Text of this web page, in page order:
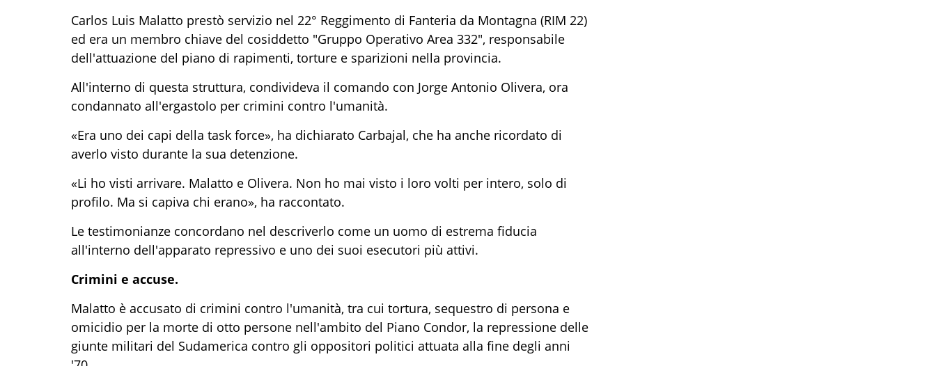
Carlos Luis Malatto prestò servizio nel 22° Reggimento di Fanteria da Montagna (RIM 22)
ed era un membro chiave del cosiddetto "Gruppo Operativo Area 332", responsabile
dell'attuazione del piano di rapimenti, torture e sparizioni nella provincia.
All'interno di questa struttura, condivideva il comando con Jorge Antonio Olivera, ora
condannato all'ergastolo per crimini contro l'umanità.
«Era uno dei capi della task force», ha dichiarato Carbajal, che ha anche ricordato di
averlo visto durante la sua detenzione.
«Li ho visti arrivare. Malatto e Olivera. Non ho mai visto i loro volti per intero, solo di
profilo. Ma si capiva chi erano», ha raccontato.
Le testimonianze concordano nel descriverlo come un uomo di estrema fiducia
all'interno dell'apparato repressivo e uno dei suoi esecutori più attivi.
Crimini e accuse.
Malatto è accusato di crimini contro l'umanità, tra cui tortura, sequestro di persona e
omicidio per la morte di otto persone nell'ambito del Piano Condor, la repressione delle
giunte militari del Sudamerica contro gli oppositori politici attuata alla fine degli anni